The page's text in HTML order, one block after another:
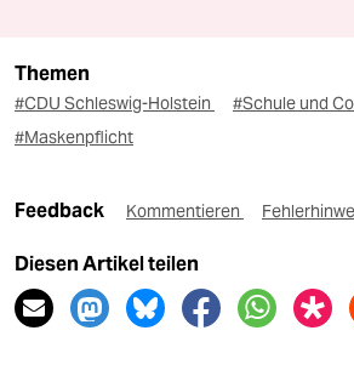
Themen
#CDU Schleswig-Holstein #Schule und
#Maskenpflicht
Feedback Kommentieren
Diesen Artikel teilen